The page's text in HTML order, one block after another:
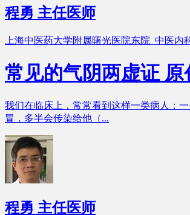
程勇 主任医师
上海中医药大学附属曙光医院东院 中医内
常见的气阴两虚证 原
我们在临床上，常常看到这样一类病人：
冒，多半会传染给他（...
程勇 主任医师